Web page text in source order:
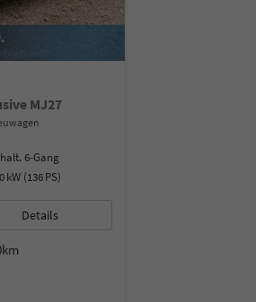
MJ27
6-Gang
kW (136 PS)
Details